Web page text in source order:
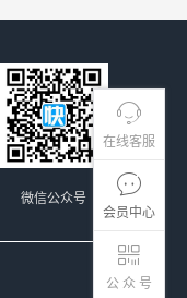
在线客服
会员中心
公 众 号
微信公众号